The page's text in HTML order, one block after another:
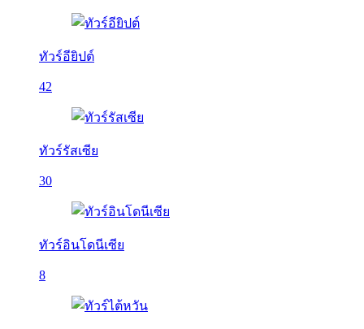
ทัวร์อียิปต์
42
ทัวร์รัสเซีย
30
ทัวร์อินโดนีเซีย
8